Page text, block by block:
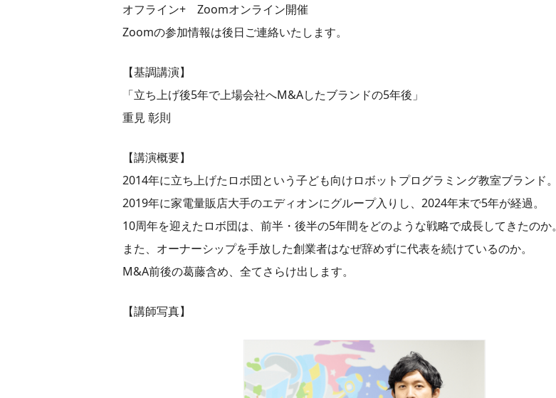
オフライン+ Zoomオンライン開催
Zoomの参加情報は後日ご連絡いたします。
【基調講演】
「立ち上げ後5年で上場会社へM&Aしたブランドの5年後」
重見 彰則
【講演概要】
2014年に立ち上げたロボ団という子ども向けロボットプログラミング教室ブランド。
2019年に家電量販店大手のエディオンにグループ入りし、2024年末で5年が経過。
10周年を迎えたロボ団は、前半・後半の5年間をどのような戦略で成長してきたのか。
また、オーナーシップを手放した創業者はなぜ辞めずに代表を続けているのか。
M&A前後の葛藤含め、全てさらけ出します。
【講師写真】